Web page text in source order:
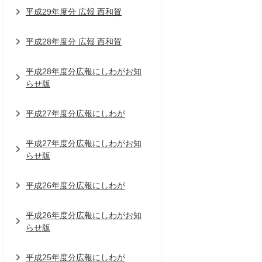
平成29年度分 広報 西和賀
平成28年度分 広報 西和賀
平成28年度分広報にしわがお知
らせ版
平成27年度分広報にしわが
平成27年度分広報にしわがお知
らせ版
平成26年度分広報にしわが
平成26年度分広報にしわがお知
らせ版
平成25年度分広報にしわが